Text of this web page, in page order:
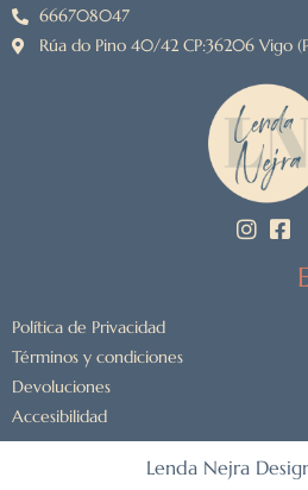
666708047
Rúa do Pino 40/42 CP:36206 Vigo
Política de Privacidad
Términos y condiciones
Devoluciones
Accesibilidad
Lenda Nejra